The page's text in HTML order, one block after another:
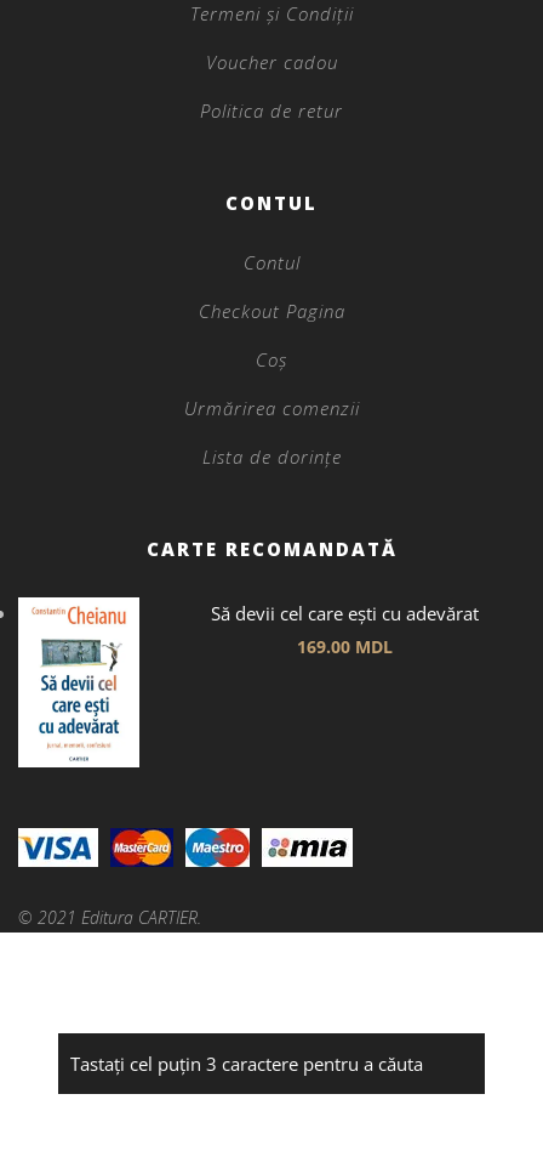
Termeni și Condiții
Voucher cadou
Politica de retur
CONTUL
Contul
Checkout Pagina
Coș
Urmărirea comenzii
Lista de dorințe
CARTE RECOMANDATĂ
Să devii cel care ești cu adevărat
169.00 MDL
© 2021 Editura CARTIER.